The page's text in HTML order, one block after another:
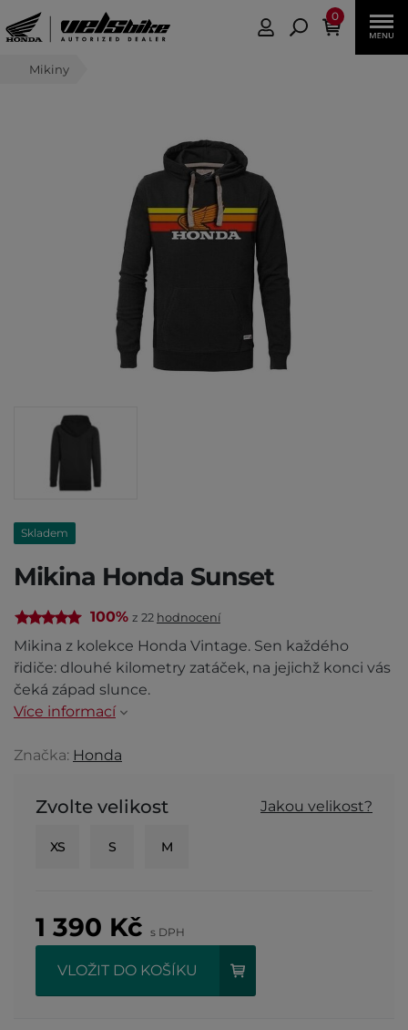
0
Mikiny
Skladem
Mikina Honda Sunset
100% z 22 hodnocení
Mikina z kolekce Honda Vintage. Sen každého
řidiče: dlouhé kilometry zatáček, na jejichž konci vás
čeká západ slunce.
Více informací
Značka: Honda
Zvolte velikost Jakou velikost?
XS S M
1 390 Kč s DPH
VLOŽIT DO KOŠÍKU